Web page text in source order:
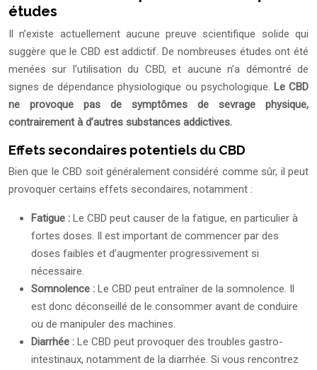
études
Il n’existe actuellement aucune preuve scientifique solide qui
suggère que le CBD est addictif. De nombreuses études ont été
menées sur l’utilisation du CBD, et aucune n’a démontré de
signes de dépendance physiologique ou psychologique. Le CBD
ne provoque pas de symptômes de sevrage physique,
contrairement à d’autres substances addictives.
Effets secondaires potentiels du CBD
Bien que le CBD soit généralement considéré comme sûr, il peut
provoquer certains effets secondaires, notamment :
Fatigue : Le CBD peut causer de la fatigue, en particulier à
fortes doses. Il est important de commencer par des
doses faibles et d’augmenter progressivement si
nécessaire.
Somnolence : Le CBD peut entraîner de la somnolence. Il
est donc déconseillé de le consommer avant de conduire
ou de manipuler des machines.
Diarrhée : Le CBD peut provoquer des troubles gastro-
intestinaux, notamment de la diarrhée. Si vous rencontrez